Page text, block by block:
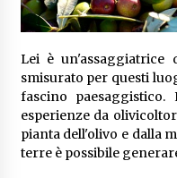
Lei è
smisurato per questi
fascino
esperienze da
pianta dell'olivo e dalla
terre è possibile